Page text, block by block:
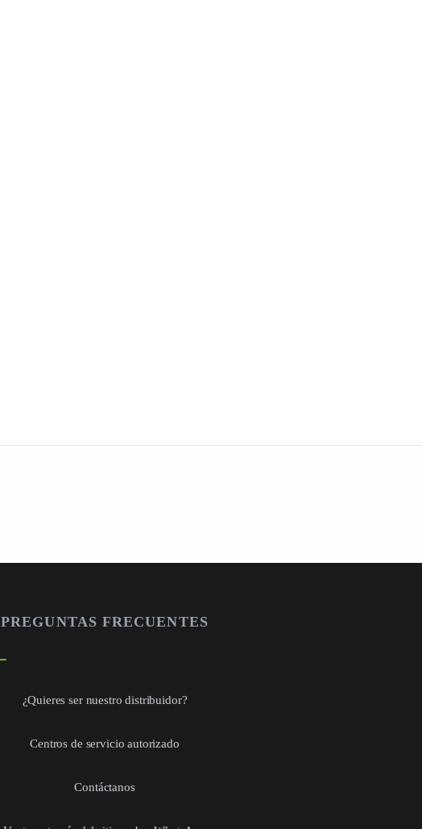
PREGUNTAS FRECUENTES
¿Quieres ser nuestro distribuidor?
Centros de servicio autorizado
Contáctanos